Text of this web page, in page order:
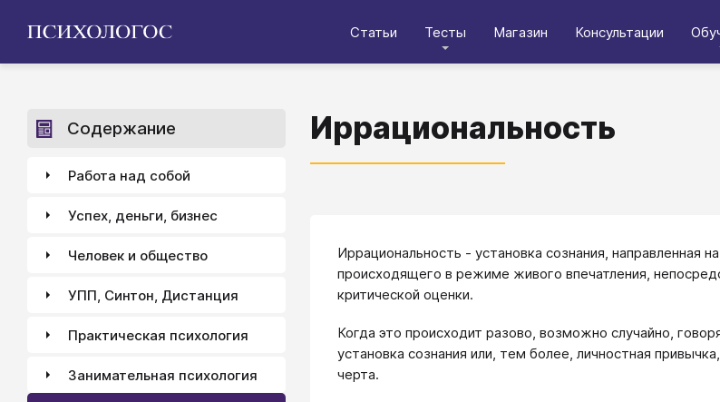
Статьи Тесты Магазин Консультации
Иррациональность
Иррациональность - установка сознания, направленная
происходящего в режиме живого впечатления,
критической оценки.
Когда это происходит разово, возможно случайно,
установка сознания или, тем более, личностная
черта.
Содержание
Работа над собой
Успех, деньги, бизнес
Человек и общество
УПП, Синтон, Дистанция
Практическая психология
Занимательная психология